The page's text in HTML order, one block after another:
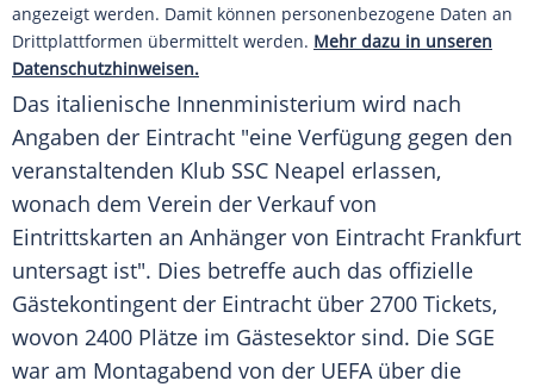
angezeigt werden. Damit können personenbezogene Daten an
Drittplattformen übermittelt werden. Mehr dazu in unseren
Datenschutzhinweisen.
Das italienische Innenministerium wird nach
Angaben der Eintracht "eine Verfügung gegen den
veranstaltenden Klub SSC Neapel erlassen,
wonach dem Verein der Verkauf von
Eintrittskarten an Anhänger von Eintracht Frankfurt
untersagt ist". Dies betreffe auch das offizielle
Gästekontingent der Eintracht über 2700 Tickets,
wovon 2400 Plätze im Gästesektor sind. Die SGE
war am Montagabend von der UEFA über die